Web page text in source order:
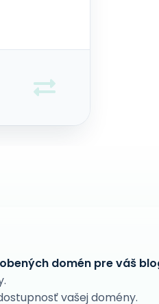
domén pre váš
vašej domény.